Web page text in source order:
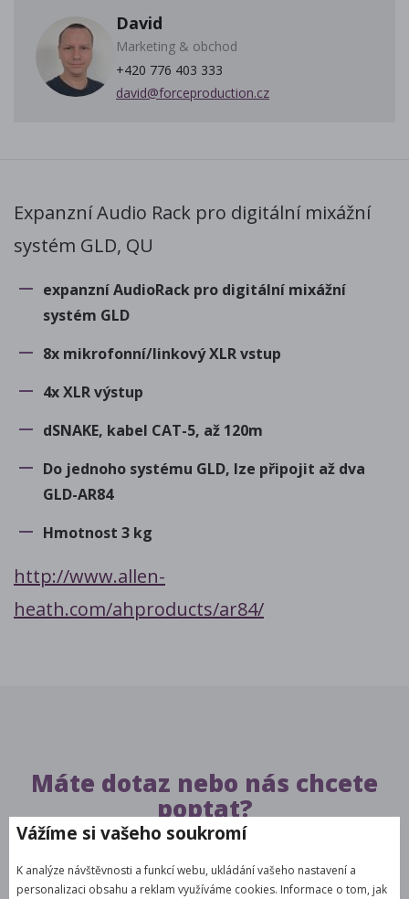
David
Marketing & obchod
+420 776 403 333
david@forceproduction.cz
Expanzní Audio Rack pro digitální mixážní
systém GLD, QU
expanzní AudioRack pro digitální mixážní
systém GLD
8x mikrofonní/linkový XLR vstup
4x XLR výstup
dSNAKE, kabel CAT-5, až 120m
Do jednoho systému GLD, lze připojit až dva
GLD-AR84
Hmotnost 3 kg
http://www.allen-
heath.com/ahproducts/ar84/
Máte dotaz nebo nás chcete
poptat?
Vám co nejdříve ozveme s odpovědí
Vážíme si vašeho soukromí
K analýze návštěvnosti a funkcí webu, ukládání vašeho nastavení a
personalizaci obsahu a reklam využíváme cookies. Informace o tom, jak